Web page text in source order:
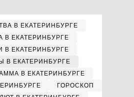
В ЕКАТЕРИНБУРГЕ
В ЕКАТЕРИНБУРГЕ
В ЕКАТЕРИНБУРГЕ
В ЕКАТЕРИНБУРГЕ
В ЕКАТЕРИНБУРГЕ
ГОРОСКОП